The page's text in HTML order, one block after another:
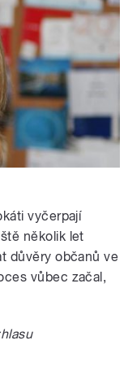
vyčerpají
několik let
důvěry občanů ve
vůbec začal,